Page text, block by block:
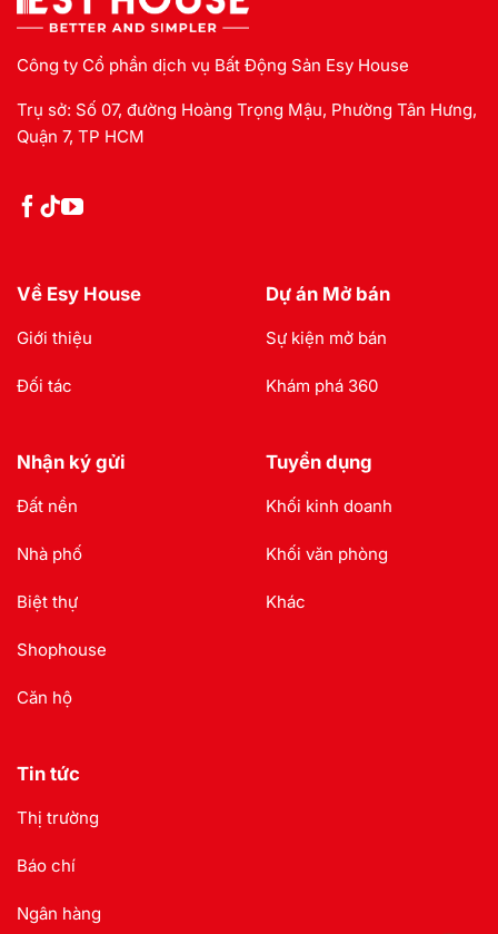
Công ty Cổ phần dịch vụ Bất Động Sản Esy House
Trụ sở: Số 07, đường Hoàng Trọng Mậu, Phường Tân Hưng,
Quận 7, TP HCM
Về Esy House
Giới thiệu
Đối tác
Dự án Mở bán
Sự kiện mở bán
Khám phá 360
Nhận ký gửi
Đất nền
Nhà phố
Biệt thự
Shophouse
Căn hộ
Tuyển dụng
Khối kinh doanh
Khối văn phòng
Khác
Tin tức
Thị trường
Báo chí
Ngân hàng